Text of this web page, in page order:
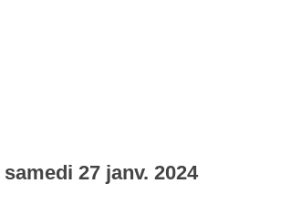
samedi 27 janv. 2024